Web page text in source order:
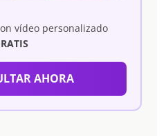
vídeo personalizado
AHORA